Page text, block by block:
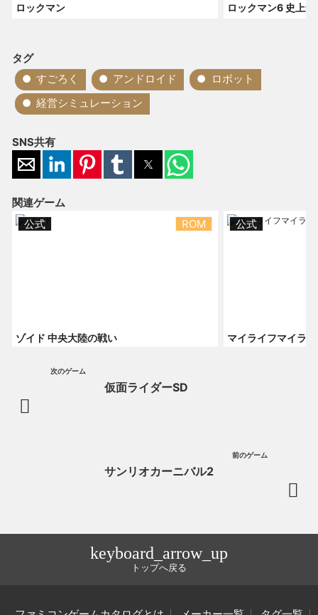
ロックマン ロックマン6 史上
タグ
すごろく アンドロイド
ロボット
経営シミュレーション
SNS共有
関連ゲーム
公式
ROM
ゾイド 中央大陸の戦い
公式
マイライフマイラ
次のゲーム
仮面ライダーSD
前のゲーム
サンリオカーニバル2
keyboard_arrow_up
トップへ戻る